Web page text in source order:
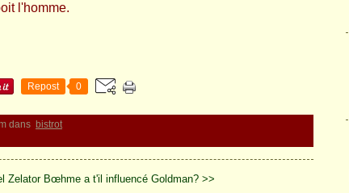
l'homme.
Repost 0
dans bistrot
Zelator Bœhme a t'il influencé Goldman? >>